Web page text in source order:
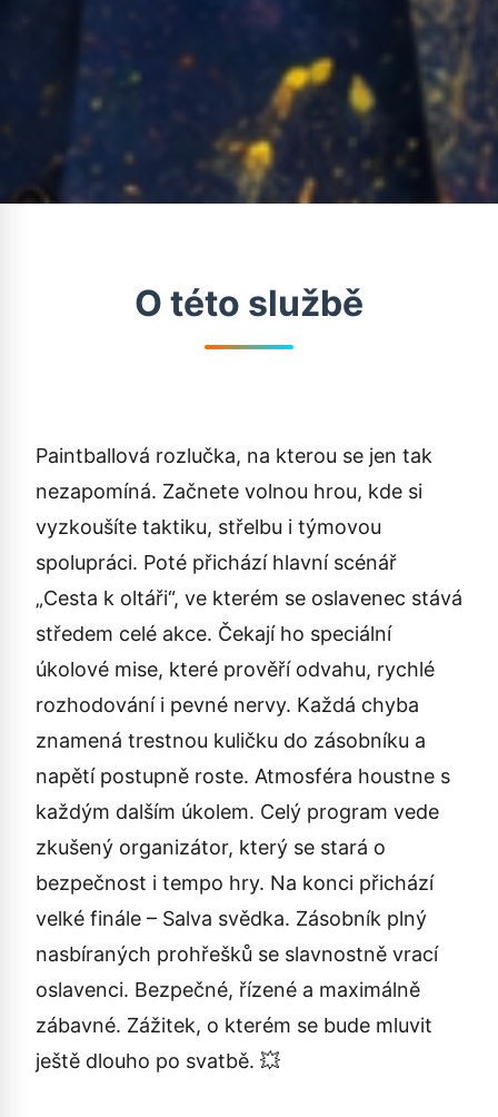
O této službě
Paintballová rozlučka, na kterou se jen tak
nezapomíná. Začnete volnou hrou, kde si
vyzkoušíte taktiku, střelbu i týmovou
spolupráci. Poté přichází hlavní scénář
„Cesta k oltáři“, ve kterém se oslavenec stává
středem celé akce. Čekají ho speciální
úkolové mise, které prověří odvahu, rychlé
rozhodování i pevné nervy. Každá chyba
znamená trestnou kuličku do zásobníku a
napětí postupně roste. Atmosféra houstne s
každým dalším úkolem. Celý program vede
zkušený organizátor, který se stará o
bezpečnost i tempo hry. Na konci přichází
velké finále – Salva svědka. Zásobník plný
nasbíraných prohřešků se slavnostně vrací
oslavenci. Bezpečné, řízené a maximálně
zábavné. Zážitek, o kterém se bude mluvit
ještě dlouho po svatbě. 💥